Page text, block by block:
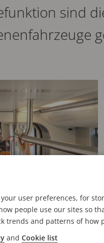
sind
user preferences, for
people use our sites so
trends and patterns of how
and Cookie list